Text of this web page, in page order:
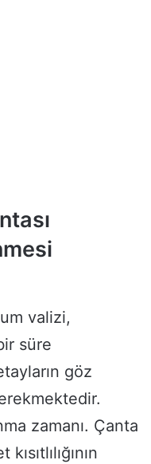
valizi,
süre
göz
zamanı. Çanta